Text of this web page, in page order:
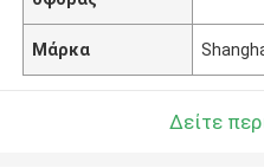
Μάρκα
Δείτε